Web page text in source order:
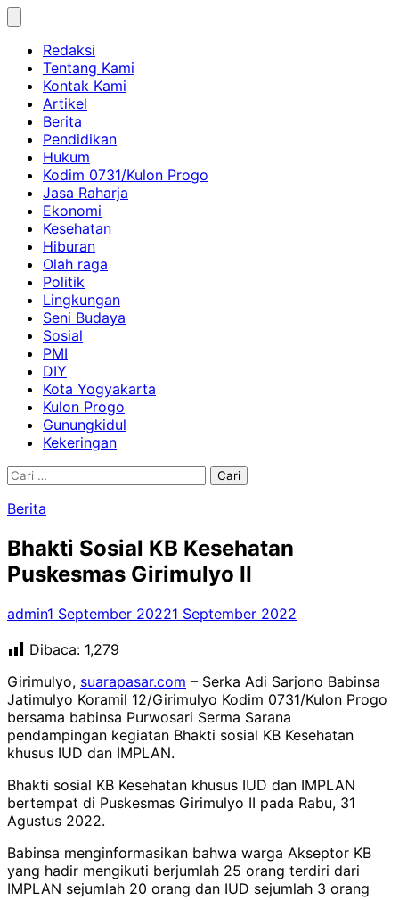
Skip
contentRedaksi
Tentang Kami
Kontak Kami
Artikel
Berita
Pendidikan
Hukum
Kodim 0731/Kulon Progo
Jasa Raharja
Ekonomi
Kesehatan
Hiburan
Olah raga
Politik
Lingkungan
Seni Budaya
Sosial
PMI
DIY
Kota Yogyakarta
Kulon Progo
Gunungkidul
Kekeringan
Cari
Berita
Bhakti Sosial KB Kesehatan
Puskesmas Girimulyo II
admin1 September 20221 September 2022
Dibaca: 1,279
Girimulyo, suarapasar.com – Serka Adi Sarjono Babinsa
Jatimulyo Koramil 12/Girimulyo Kodim 0731/Kulon Progo
bersama babinsa Purwosari Serma Sarana
pendampingan kegiatan Bhakti sosial KB Kesehatan
khusus IUD dan IMPLAN.
Bhakti sosial KB Kesehatan khusus IUD dan IMPLAN
bertempat di Puskesmas Girimulyo II pada Rabu, 31
Agustus 2022.
Babinsa menginformasikan bahwa warga Akseptor KB
yang hadir mengikuti berjumlah 25 orang terdiri dari
IMPLAN sejumlah 20 orang dan IUD sejumlah 3 orang